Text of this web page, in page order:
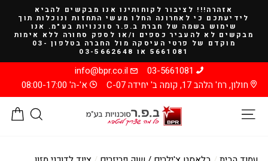
קריאה
אזהרה!!! לציבור לקוחותינו אנו מבקשים להביא
לידיעתכם כי לאחרונה החלו מעשי התחזות ונוכלות תוך
שימוש בשמה של חברת ב.פ.ר סוכנויות בע"מ. אנו
מבקשים לא להעביר כספים ו/או לספק סחורה ללא אימות
מוקדם של פרטי העיסקה מול החברה בטלפון 03-
5661081 או 03-5662648
03-5661081
info@bpr.co.il
חולון, רח' הלהב 17, קומה ב' יחידה C-07
א'-ה' 08:00-17:00